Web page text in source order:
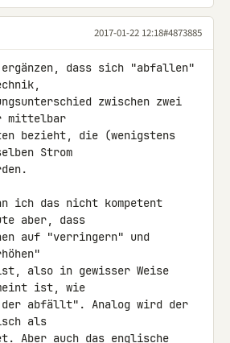
2017-01-22 12:18#4873885
ergänzen, dass sich "abfallen"
zwischen zwei
mittelbar
bezieht, die (wenigstens
Strom
ich das nicht kompetent
aber, dass
auf "verringern" und
also in gewisser Weise
ist, wie
der abfällt". Analog wird der
als
Aber auch das englische